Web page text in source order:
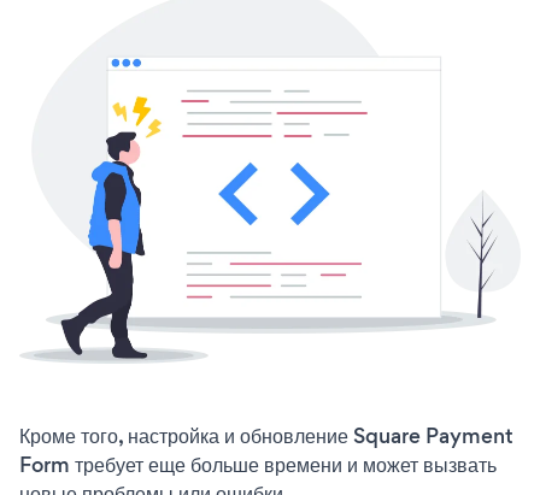
Кроме того, настройка и обновление Square Payment
Form требует еще больше времени и может вызвать